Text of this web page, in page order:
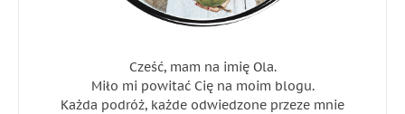
Cześć, mam na imię Ola.
Miło mi powitać Cię na moim blogu.
Każda podróż, każde odwiedzone przeze mnie